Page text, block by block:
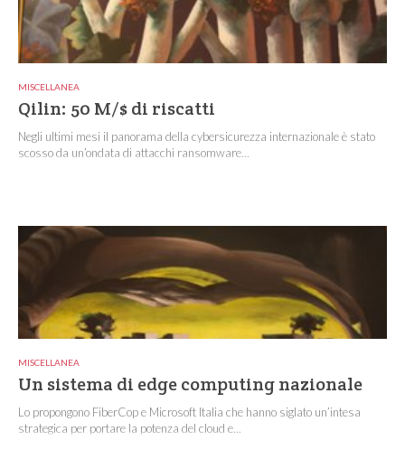
MISCELLANEA
Qilin: 50 M/$ di riscatti
Negli ultimi mesi il panorama della cybersicurezza internazionale è stato
scosso da un’ondata di attacchi ransomware...
MISCELLANEA
Un sistema di edge computing nazionale
Lo propongono FiberCop e Microsoft Italia che hanno siglato un’intesa
strategica per portare la potenza del cloud e...